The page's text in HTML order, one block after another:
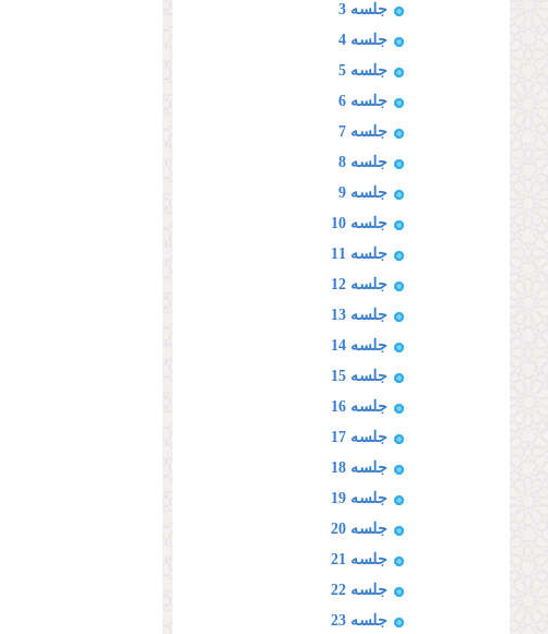
جلسه 3
جلسه 4
جلسه 5
جلسه 6
جلسه 7
جلسه 8
جلسه 9
جلسه 10
جلسه 11
جلسه 12
جلسه 13
جلسه 14
جلسه 15
جلسه 16
جلسه 17
جلسه 18
جلسه 19
جلسه 20
جلسه 21
جلسه 22
جلسه 23